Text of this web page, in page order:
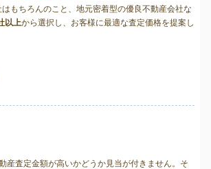
もちろんのこと、地元密着型の優良不動産会社な
以上から選択し、お客様に最適な査定価格を提案し
産査定金額が高いかどうか見当が付きません。そ